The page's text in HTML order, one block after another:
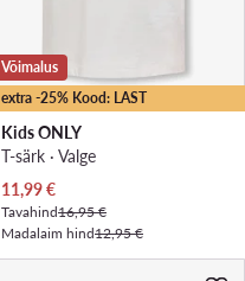
extra -25% Kood: LAST
Võimalus
Kids ONLY
T-särk · Valge
Praegune hind
11,99€
Tavahind16,95 €
Madalaim hind12,95 €